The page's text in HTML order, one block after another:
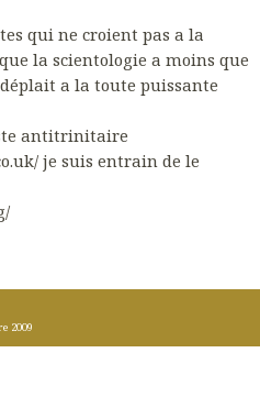
qui ne croient pas a la
la scientologie a moins que
a la toute puissante
antitrinitaire
je suis entrain de le
2009